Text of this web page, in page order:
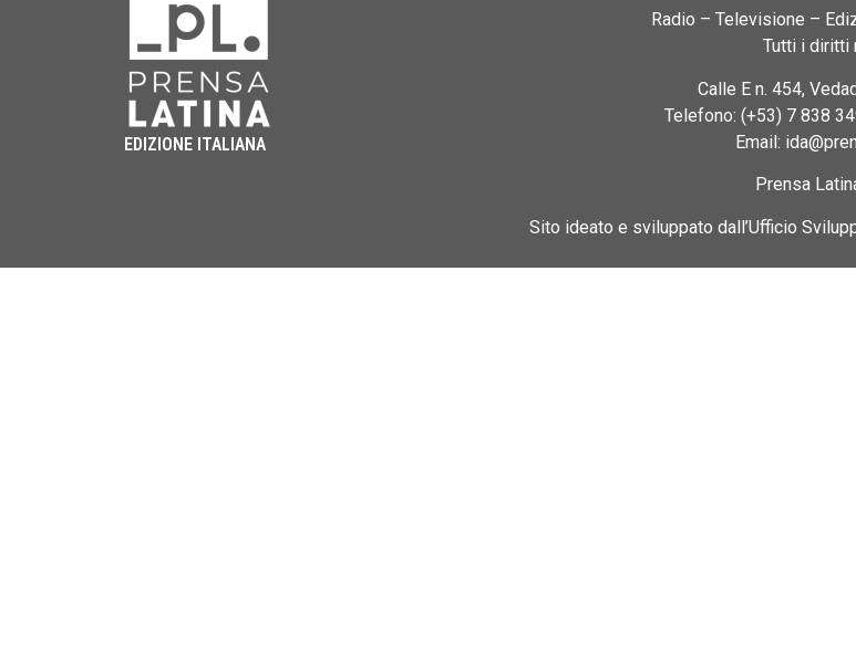
EDIZIONE ITALIANA
Radio – Televisione –
Tutti i diritti
Calle E n. 454,
Telefono: (+53) 7 838
Email:
Prensa
Sito ideato e sviluppato dall’Ufficio